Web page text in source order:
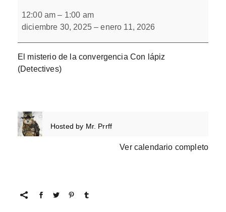
misterio
de
la
Con
lápiz
12:00 am – 1:00 am
diciembre 30, 2025 –enero 11, 2026
El misterio de la convergencia Con lápiz
(Detectives)
Hosted by Mr. Prrff
Ver calendario completo